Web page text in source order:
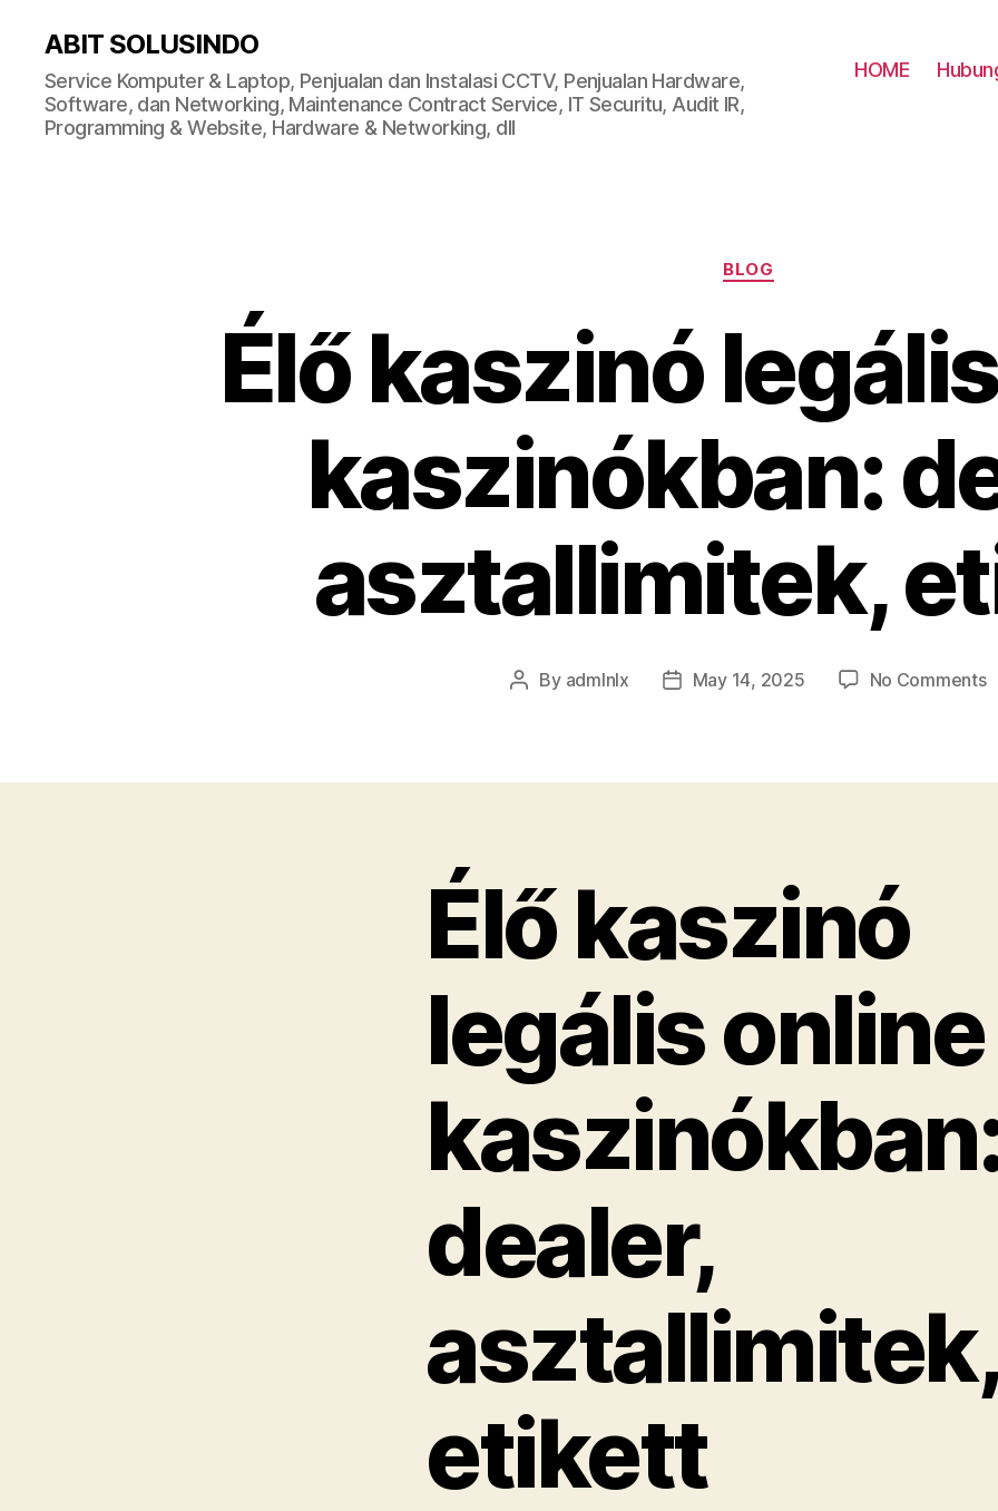
ABIT SOLUSINDO
Service Komputer & Laptop, Penjualan dan Instalasi CCTV, Penjualan Hardware,
Software, dan Networking, Maintenance Contract Service, IT Securitu, Audit IR,
Programming & Website, Hardware & Networking, dll
HOME
Categories
BLOG
Élő kaszinó
kaszinókban:
asztallimitek,
Post
By admlnlx
PostMay 14, 2025 No Comments
Élő kaszinó
legális online
dealer,
asztallimitek,
etikett